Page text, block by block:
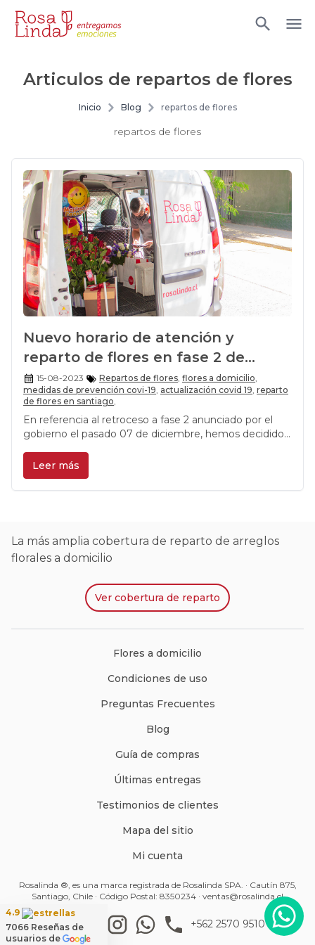
Articulos de repartos de flores
Inicio Blog repartos de flores
repartos de flores
Nuevo horario de atención y
reparto de flores en fase 2 de
Rosalinda
15-08-2023 Repartos de flores, flores a domicilio,
medidas de prevención covi-19 actualización covid 19 reparto
de flores en santiago
En referencia al retroceso a fase 2 anunciado por el
gobierno el pasado 07 de diciembre, hemos decidido
y flores a domicilio en un nuevo horario.
Leer más
La más amplia cobertura de reparto de arreglos
florales a domicilio
Ver cobertura de reparto
Flores a domicilio
Condiciones de uso
Preguntas Frecuentes
Blog
Guía de compras
Últimas entregas
Testimonios de clientes
Mapa del sitio
Mi cuenta
Rosalinda ®, es una marca registrada de Rosalinda SPA. · Cautín 875,
Santiago, Chile · Código Postal: 8350234 · ventas@rosalinda.cl
+562 2570 9510
4.9
7066 Reseñas de
usuarios de